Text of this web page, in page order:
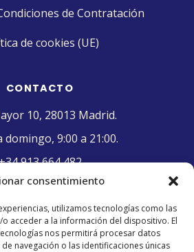
consentimiento
utilizamos tecnologías como las
acceder a la información del dispositivo. El
nos permitirá procesar datos
navegación o las identificaciones únicas
de Contratación
de cookies (UE)
CONTACTO
10, 28013 Madrid.
domingo, 9:00 a 21:00.
913 664 482
DE CALIDAD